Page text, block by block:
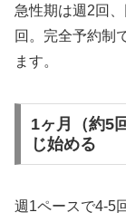
急性期は週2回
回。完全予約制
ます。
1ヶ月（約5
じ始める
週1ペースで4-5